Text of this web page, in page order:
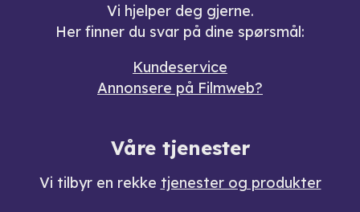
Vi hjelper deg gjerne.
Her finner du svar på dine spørsmål:
Kundeservice
Annonsere på Filmweb?
Våre tjenester
Vi tilbyr en rekke tjenester og produkter